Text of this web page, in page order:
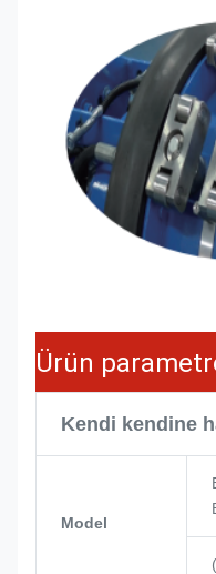
Ürün
Kendi kendine
Model